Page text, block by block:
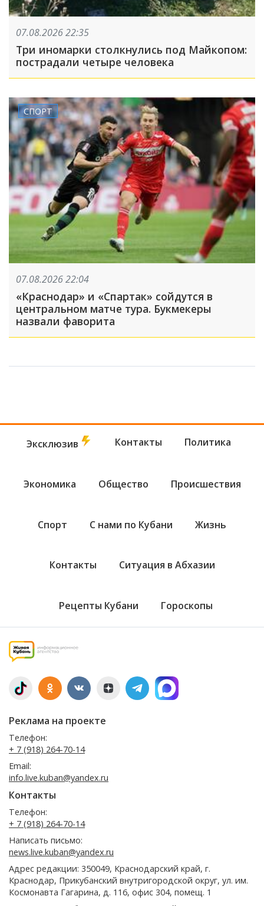
07.08.2026 22:35
Три иномарки столкнулись под Майкопом:
пострадали четыре человека
СПОРТ
07.08.2026 22:04
«Краснодар» и «Спартак» сойдутся в
центральном матче тура. Букмекеры
назвали фаворита
Эксклюзив Контакты Политика
Экономика Общество Происшествия
Спорт С нами по Кубани Жизнь
Контакты Ситуация в Абхазии
Рецепты Кубани Гороскопы
Реклама на проекте
Телефон:
+ 7 (918) 264-70-14
Email:
info.live.kuban@yandex.ru
Контакты
Телефон:
+ 7 (918) 264-70-14
Написать письмо:
news.live.kuban@yandex.ru
Адрес редакции: 350049, Краснодарский край, г.
Краснодар, Прикубанский внутригородской округ, ул. им.
Космонавта Гагарина, д. 116, офис 304, помещ. 1